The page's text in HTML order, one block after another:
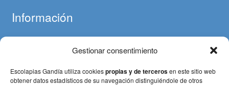
Gestionar consentimiento
Escolapias Gandía utiliza cookiespropias y de tercerosen este sitio web
obtener datos estadísticos de su navegación distinguiéndole de otros
Información
Política de cookies
Política de privacidad